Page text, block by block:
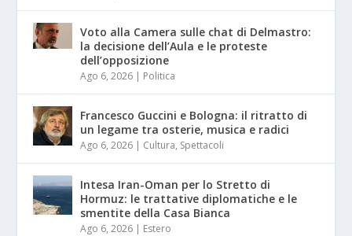
Voto alla Camera sulle chat di Delmastro:
la decisione dell’Aula e le proteste
dell’opposizione
Ago 6, 2026 | Politica
Francesco Guccini e Bologna: il ritratto di
un legame tra osterie, musica e radici
Ago 6, 2026 | Cultura, Spettacoli
Intesa Iran-Oman per lo Stretto di
Hormuz: le trattative diplomatiche e le
smentite della Casa Bianca
Ago 6, 2026 | Estero